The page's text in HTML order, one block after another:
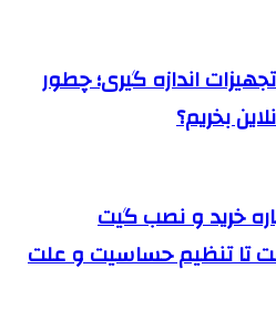
اندازه گیری؛ چطور
بخریم؟
خرید و نصب گیت
تا تنظیم حساسیت و علت